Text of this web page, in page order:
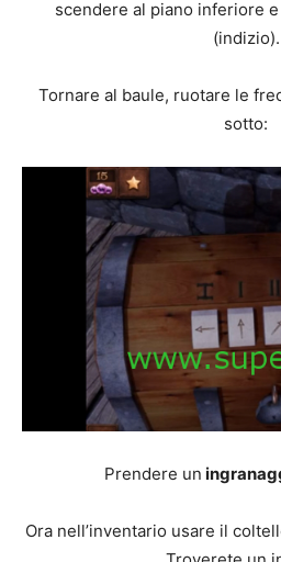
scendere al piano inferiore
(indizio).
Tornare al baule, ruotare le
sotto:
Prendere un
Ora nell’inventario usare il